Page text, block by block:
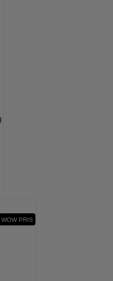
WOW PRIS